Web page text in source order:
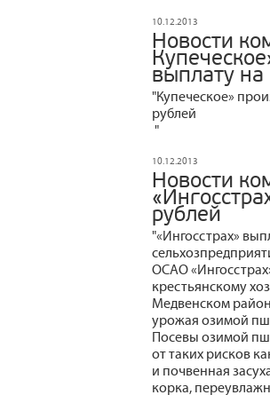
10.12.2013
Новости
выплату
"Купеческое»
рублей
"
10.12.2013
Новости
рублей
"«Ингосстрах»
ОСАО
крестьянскому
Медвенском
урожая озимой
Посевы озимой
от таких рисков
и почвенная
корка,